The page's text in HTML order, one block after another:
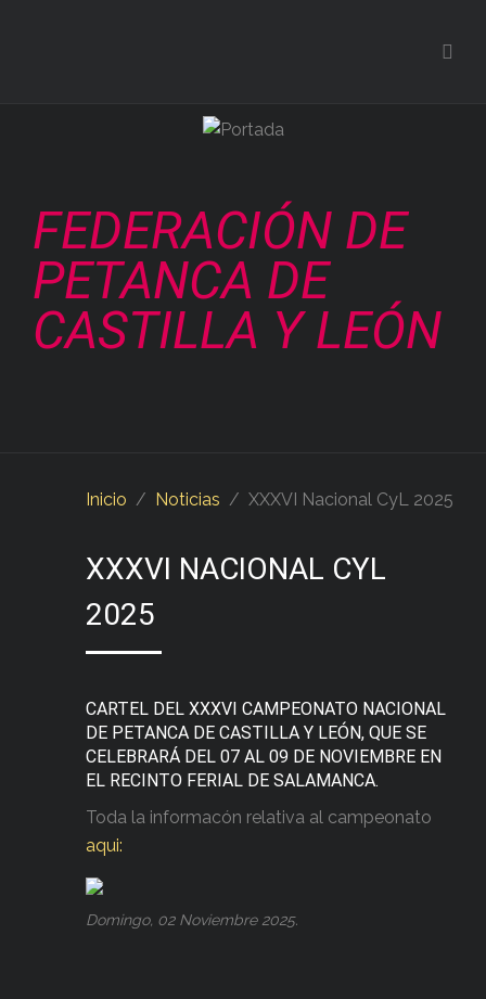
FEDERACIÓN DE
PETANCA DE
CASTILLA Y LEÓN
Inicio Noticias XXXVI Nacional CyL 2025
XXXVI NACIONAL CYL
2025
CARTEL DEL XXXVI CAMPEONATO NACIONAL
DE PETANCA DE CASTILLA Y LEÓN, QUE SE
CELEBRARÁ DEL 07 AL 09 DE NOVIEMBRE EN
EL RECINTO FERIAL DE SALAMANCA.
Toda la informacón relativa al campeonato
aqui:
Domingo, 02 Noviembre 2025.